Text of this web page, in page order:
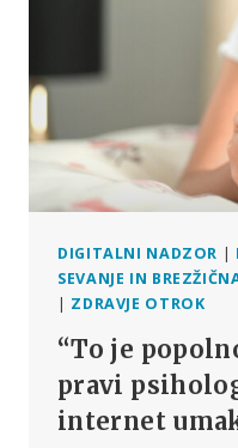
“NIHČE”
POZNA
DIGITALNI NADZOR |
SEVANJE IN
| ZDRAVJE OTROK
“To je
pravi
internet